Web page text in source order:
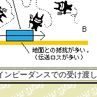
ピーダンスでの受け渡し